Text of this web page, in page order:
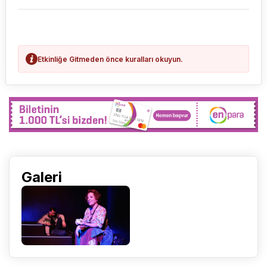
Etkinliğe Gitmeden önce kuralları okuyun.
Galeri